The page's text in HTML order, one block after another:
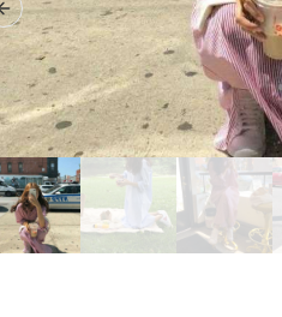
Previous slide